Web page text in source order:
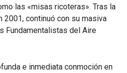
las «misas ricoteras». Tras la
2001, continuó con su masiva
Fundamentalistas del Aire
e inmediata conmoción en